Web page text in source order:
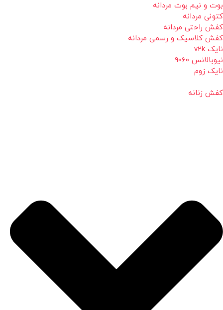
بوت و نیم بوت مردانه
کتونی مردانه
کفش راحتی مردانه
کفش کلاسیک و رسمی مردانه
نایک v2k
نیوبالانس 9060
نایک زوم
کفش زنانه